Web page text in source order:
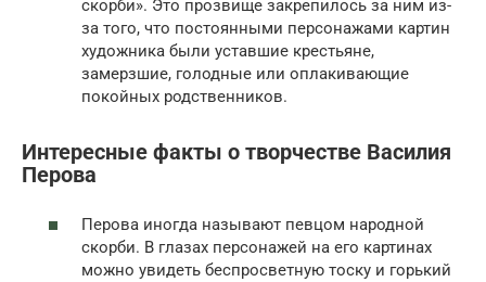
скорби». Это прозвище закрепилось за ним из-
за того, что постоянными персонажами картин
художника были уставшие крестьяне,
замерзшие, голодные или оплакивающие
покойных родственников.
Интересные факты о творчестве Василия
Перова
Перова иногда называют певцом народной
скорби. В глазах персонажей на его картинах
можно увидеть беспросветную тоску и горький